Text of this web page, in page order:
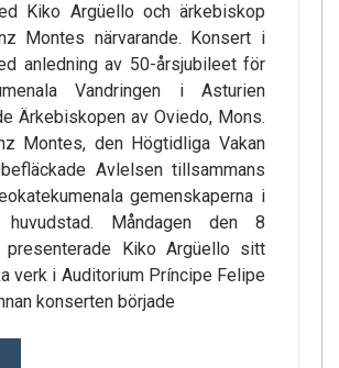
Kiko Argüello och ärkebiskop
Montes närvarande. Konsert i
anledning av 50-årsjubileet för
Vandringen i Asturien
Ärkebiskopen av Oviedo, Mons.
Montes, den Högtidliga Vakan
Avlelsen tillsammans
gemenskaperna i
huvudstad. Måndagen den 8
presenterade Kiko Argüello sitt
verk i Auditorium Príncipe Felipe
konserten började